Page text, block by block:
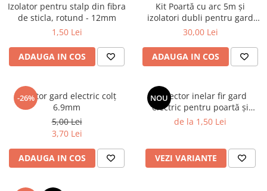
Izolator pentru stalp din fibra
de sticla, rotund - 12mm
1,50 Lei
ADAUGA IN COS
Kit Poartă cu arc 5m și
izolatori dubli pentru gard
electric NEXON
30,00 Lei
ADAUGA IN COS
-26%
Izolator gard electric colț
6.9mm
5,00 Lei
3,70 Lei
ADAUGA IN COS
NOU
Conector inelar fir gard
electric pentru poartă și
capete de gard
de la 1,50 Lei
VEZI VARIANTE